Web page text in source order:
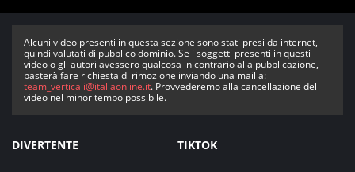
Alcuni video presenti in questa sezione sono stati presi da internet,
quindi valutati di pubblico dominio. Se i soggetti presenti in questi
video o gli autori avessero qualcosa in contrario alla pubblicazione,
basterà fare richiesta di rimozione inviando una mail a:
team_verticali@italiaonline.it. Provvederemo alla cancellazione del
video nel minor tempo possibile.
DIVERTENTE TIKTOK